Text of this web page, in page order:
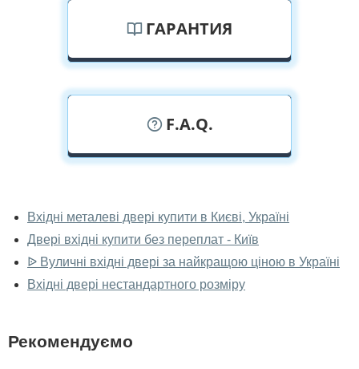
ГАРАНТИЯ
F.A.Q.
двері наживо?
Так, можна подивитися металеві двері у нашому
фірмовому салоні-магазині.
У вас великий магазин?
дверей.
Вхідні металеві двері купити в Києві, Україні
Двері вхідні купити без переплат - Київ
ᐉ Вуличні вхідні двері за найкращою ціною в Україні
Вхідні двері нестандартного розміру
Рекомендуємо